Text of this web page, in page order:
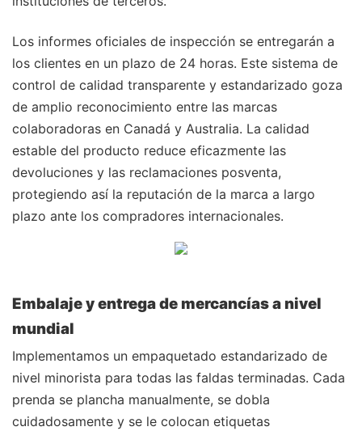
Los informes oficiales de inspección se entregarán a
los clientes en un plazo de 24 horas. Este sistema de
control de calidad transparente y estandarizado goza
de amplio reconocimiento entre las marcas
colaboradoras en Canadá y Australia. La calidad
estable del producto reduce eficazmente las
devoluciones y las reclamaciones posventa,
protegiendo así la reputación de la marca a largo
plazo ante los compradores internacionales.
Embalaje y entrega de mercancías a nivel
mundial
Implementamos un empaquetado estandarizado de
nivel minorista para todas las faldas terminadas. Cada
prenda se plancha manualmente, se dobla
cuidadosamente y se le colocan etiquetas